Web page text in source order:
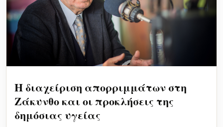
Η διαχείριση απορριμμάτων στη
Ζάκυνθο και οι προκλήσεις της
δημόσιας υγείας